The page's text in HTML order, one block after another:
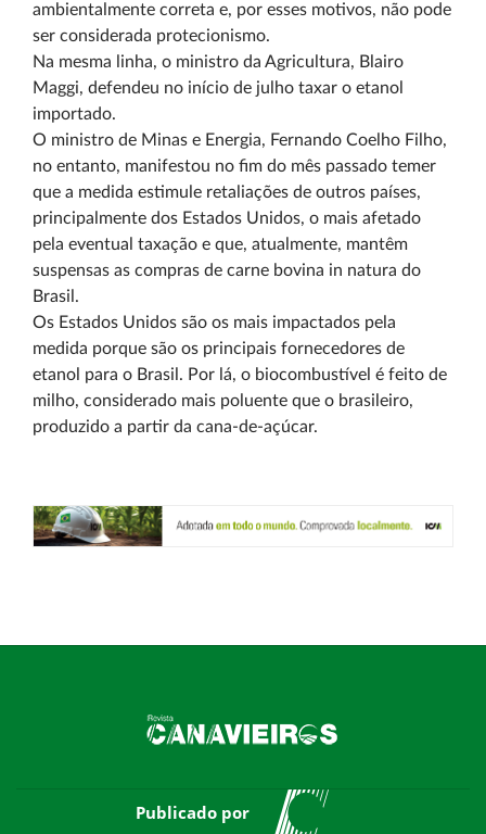
ambientalmente correta e, por esses motivos, não pode
ser considerada protecionismo.
Na mesma linha, o ministro da Agricultura, Blairo
Maggi, defendeu no início de julho taxar o etanol
importado.
O ministro de Minas e Energia, Fernando Coelho Filho,
no entanto, manifestou no fim do mês passado temer
que a medida estimule retaliações de outros países,
principalmente dos Estados Unidos, o mais afetado
pela eventual taxação e que, atualmente, mantêm
suspensas as compras de carne bovina in natura do
Brasil.
Os Estados Unidos são os mais impactados pela
medida porque são os principais fornecedores de
etanol para o Brasil. Por lá, o biocombustível é feito de
milho, considerado mais poluente que o brasileiro,
produzido a partir da cana-de-açúcar.
Publicado por